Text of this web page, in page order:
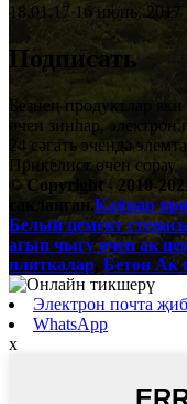
18,01,17 16 июнь, 2017
Подписать
Безнең продуктлар
өчен зинһар, электрон
24 сәгать эчендә
Прикелист өчен сорау
© Copyright - 2010-
сакланган.Кайнар
Белый цемент
агып чыгу өчен ак
плиткалар Бетон Ак
Электрон почта
WhatsApp
x